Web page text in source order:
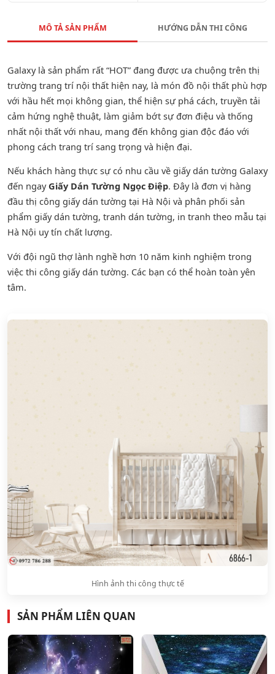
MÔ TẢ SẢN PHẨM HƯỚNG DẪN THI CÔNG
Galaxy là sản phẩm rất “HOT” đang được ưa chuộng trên thị
trường trang trí nội thất hiện nay, là món đồ nội thất phù hợp
với hầu hết mọi không gian, thể hiện sự phá cách, truyền tải
cảm hứng nghệ thuật, làm giảm bớt sự đơn điệu và thống
nhất nội thất với nhau, mang đến không gian độc đáo với
phong cách trang trí sang trọng và hiện đại.
Nếu khách hàng thực sự có nhu cầu về giấy dán tường Galaxy
đến ngayGiấy Dán Tường Ngọc Điệp. Đây là đơn vị hàng
đầu thị công giấy dán tường tại Hà Nội và phân phối sản
phẩm giấy dán tường, tranh dán tường, in tranh theo mẫu tại
Hà Nội uy tín chất lượng.
Với đội ngũ thợ lành nghề hơn 10 năm kinh nghiệm trong
việc thi công giấy dán tường. Các bạn có thể hoàn toàn yên
tâm.
Hình ảnh thi công thực tế
SẢN PHẨM LIÊN QUAN